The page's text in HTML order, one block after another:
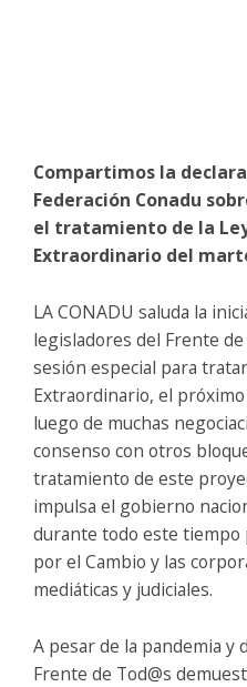
Compartimos la
Federación Conadu
el tratamiento de la
Extraordinario del
LA CONADU saluda la
legisladores del Frente
sesión especial para
Extraordinario, el
luego de muchas
consenso con otros
tratamiento de este
impulsa el gobierno
durante todo este tiempo
por el Cambio y las
mediáticas y judiciales.
A pesar de la pandemia y
Frente de Tod@s